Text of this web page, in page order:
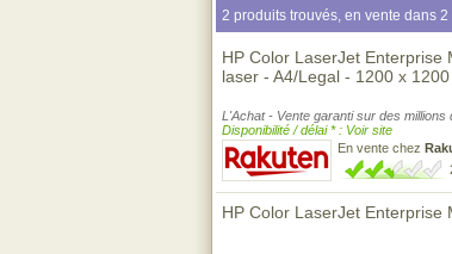
2 produits trouvés, en vente dans
HP Color LaserJet
laser - A4/Legal - 1200 x
L'Achat - Vente garanti sur des
Disponibilité / délai * : Voir site
En vente chez
HP Color LaserJet Enterprise